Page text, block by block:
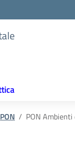
PON PON